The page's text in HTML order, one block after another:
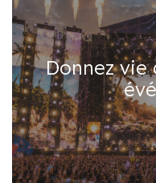
Donnez vie